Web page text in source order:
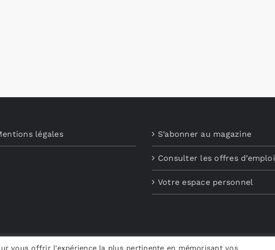
légales S’abonner au magazine
Consulter les offres d’emploi
Votre espace personnel
vous offrir l'expérience la plus pertinente en mémorisant vos